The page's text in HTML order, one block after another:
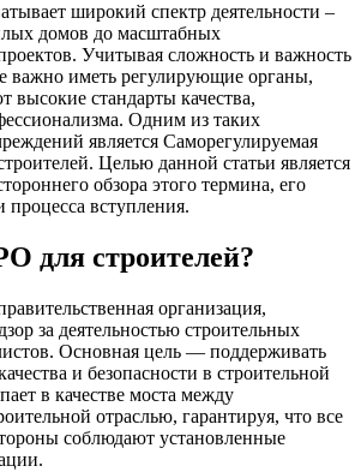
широкий спектр деятельности –
домов до масштабных
Учитывая сложность и важность
важно иметь регулирующие органы,
высокие стандарты качества,
Одним из таких
является Саморегулируемая
Целью данной статьи является
обзора этого термина, его
вступления.
для строителей?
организация,
за деятельностью строительных
Основная цель — поддерживать
и безопасности в строительной
в качестве моста между
отраслью, гарантируя, что все
соблюдают установленные